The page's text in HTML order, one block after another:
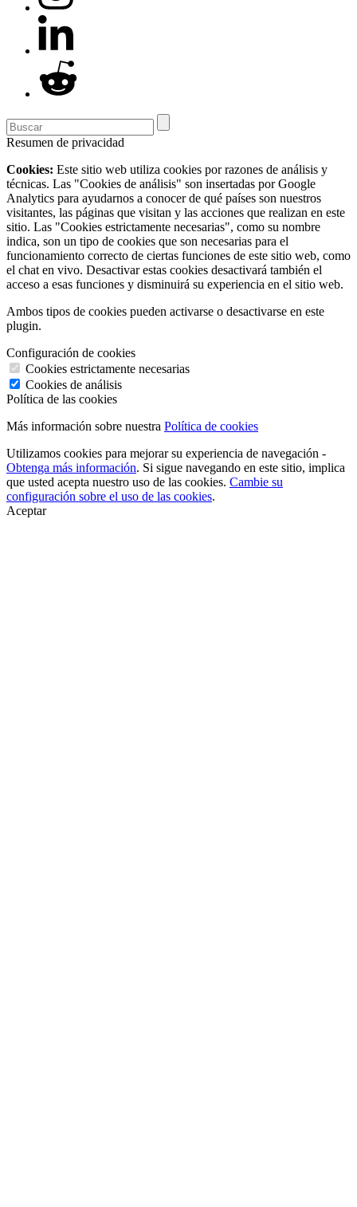
Resumen de privacidad
Cookies: Este sitio web utiliza cookies por razones de análisis y
técnicas. Las "Cookies de análisis" son insertadas por Google
Analytics para ayudarnos a conocer de qué países son nuestros
visitantes, las páginas que visitan y las acciones que realizan en este
sitio. Las "Cookies estrictamente necesarias", como su nombre
indica, son un tipo de cookies que son necesarias para el
funcionamiento correcto de ciertas funciones de este sitio web, como
el chat en vivo. Desactivar estas cookies desactivará también el
acceso a esas funciones y disminuirá su experiencia en el sitio web.
Ambos tipos de cookies pueden activarse o desactivarse en este
plugin.
Configuración de cookies
Cookies estrictamente necesarias
Cookies de análisis
Política de las cookies
Más información sobre nuestra Política de cookies
Utilizamos cookies para mejorar su experiencia de navegación -
Obtenga más información. Si sigue navegando en este sitio, implica
que usted acepta nuestro uso de las cookies. Cambie su
configuración sobre el uso de las cookies.
Aceptar